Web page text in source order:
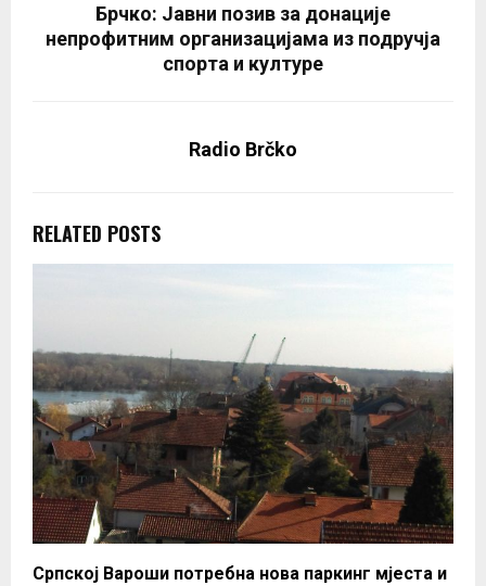
Брчко: Јавни позив за донације
непрофитним организацијама из подручја
спорта и културе
Radio Brčko
RELATED POSTS
Српској Вароши потребна нова паркинг мјеста и